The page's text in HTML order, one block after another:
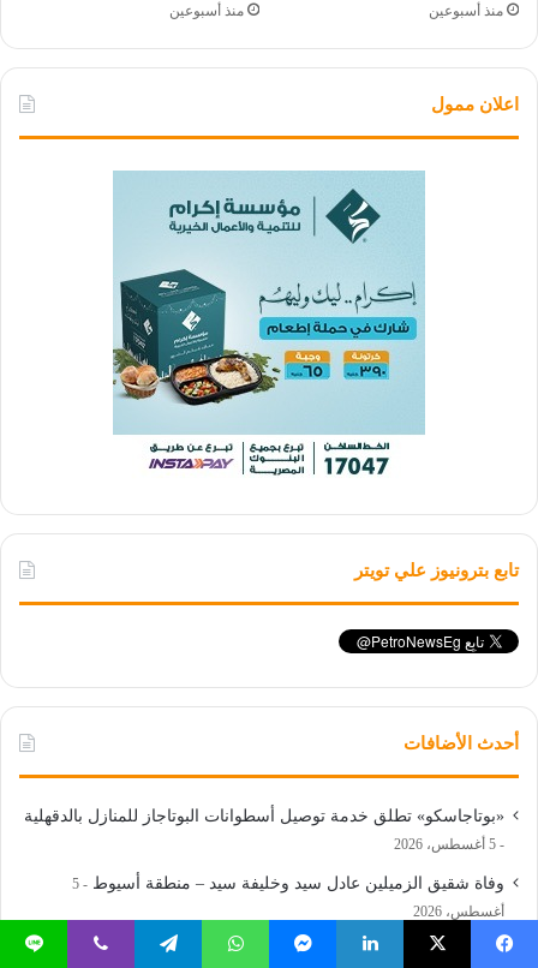
منذ أسبوعين منذ أسبوعين
اعلان ممول
تابع بترونيوز علي تويتر
أحدث الأضافات
«بوتاجاسكو» تطلق خدمة توصيل أسطوانات البوتاجاز للمنازل بالدقهلية
5 أغسطس، 2026
وفاة شقيق الزميلين عادل سيد وخليفة سيد – منطقة أسيوط
5
أغسطس، 2026
قاعدة البيانات الجيولوجية التعدينية الرقمية في مصر.. 27 خامة معدنية